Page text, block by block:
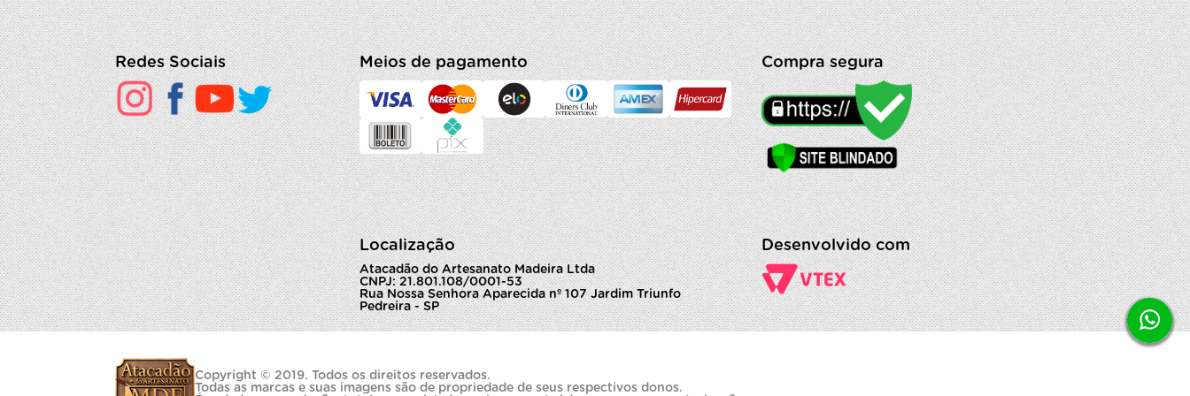
Redes Sociais Meios de pagamento Compra segura
Localização
Atacadão do Artesanato Madeira Ltda
CNPJ: 21.801.108/0001-53
Rua Nossa Senhora Aparecida nº 107 Jardim Triunfo
Pedreira - SP
Desenvolvido com
Copyright © 2019. Todos os direitos reservados.
Todas as marcas e suas imagens são de propriedade de seus respectivos donos.